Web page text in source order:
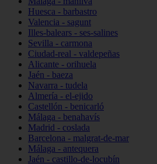
Huesca - barbastro
Valencia - sagunt
Illes-balears - ses-salines
Sevilla - carmona
Ciudad-real - valdepeñas
Alicante - orihuela
Jaén - baeza
Navarra - tudela
Almería - el-ejido
Castellón - benicarló
Málaga - benahavís
Madrid - coslada
Barcelona - malgrat-de-mar
Málaga - antequera
Jaén - castillo-de-locubín